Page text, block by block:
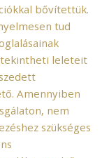
bővítettük.
tud
leleteit
Amennyiben
nem
szükséges